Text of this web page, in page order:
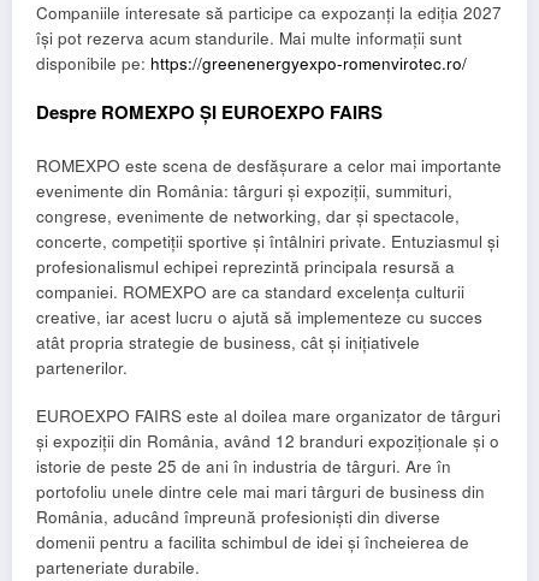
Companiile interesate să participe ca expozanți la ediția 2027
își pot rezerva acum standurile. Mai multe informații sunt
disponibile pe: https://greenenergyexpo-romenvirotec.ro/
Despre ROMEXPO ȘI EUROEXPO FAIRS
ROMEXPO este scena de desfășurare a celor mai importante
evenimente din România: târguri și expoziții, summituri,
congrese, evenimente de networking, dar și spectacole,
concerte, competiții sportive și întâlniri private. Entuziasmul și
profesionalismul echipei reprezintă principala resursă a
companiei. ROMEXPO are ca standard excelența culturii
creative, iar acest lucru o ajută să implementeze cu succes
atât propria strategie de business, cât și inițiativele
partenerilor.
EUROEXPO FAIRS este al doilea mare organizator de târguri
și expoziții din România, având 12 branduri expoziționale și o
istorie de peste 25 de ani în industria de târguri. Are în
portofoliu unele dintre cele mai mari târguri de business din
România, aducând împreună profesioniști din diverse
domenii pentru a facilita schimbul de idei și încheierea de
parteneriate durabile.